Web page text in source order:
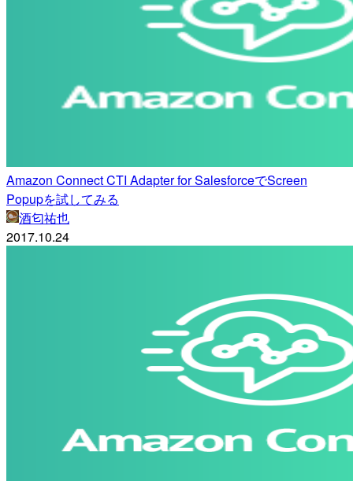
Amazon Connect CTI Adapter for SalesforceでScreen
Popupを試してみる
酒匂祐也
2017.10.24